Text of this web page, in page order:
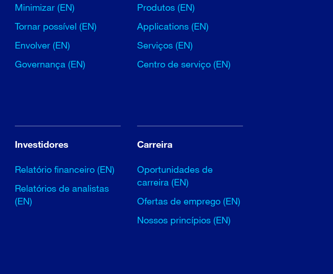
Minimizar (EN)
Tornar possível (EN)
Envolver (EN)
Governança (EN)
Produtos (EN)
Applications (EN)
Serviços (EN)
Centro de serviço (EN)
Investidores
Relatório financeiro (EN)
Relatórios de analistas
(EN)
Carreira
Oportunidades de
carreira (EN)
Ofertas de emprego (EN)
Nossos princípios (EN)